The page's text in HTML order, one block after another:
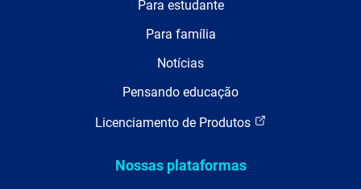
Para estudante
Para família
Notícias
Pensando educação
Licenciamento de Produtos
Nossas plataformas